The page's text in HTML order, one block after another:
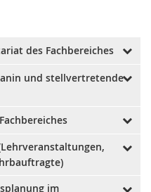
des Fachbereiches
FB GPM
nb.de
1
und stellvertretende
Seider (Dekan FB
Gesundheit,
dieser Seite.
im